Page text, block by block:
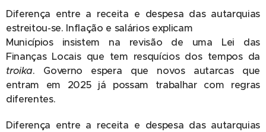
Diferença entre a receita e despesa das autarquias
estreitou-se. Inflação e salários explicam
Municípios insistem na revisão de uma Lei das
Finanças Locais que tem resquícios dos tempos da
troika. Governo espera que novos autarcas que
entram em 2025 já possam trabalhar com regras
diferentes.
Diferença entre a receita e despesa das autarquias